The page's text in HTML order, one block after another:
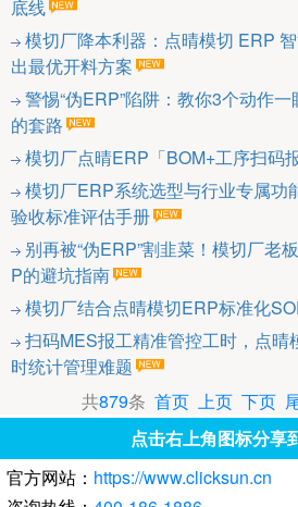
底线
模切厂降本利器：点晴模切 ERP
出最优开料方案
警惕“伪ERP”陷阱：教你3个动作
的套路
模切厂点晴ERP「BOM+工序扫码
模切厂ERP系统选型与行业专属功
验收标准评估手册
别再被“伪ERP”割韭菜！模切厂老
P的避坑指南
模切厂结合点晴模切ERP标准化
扫码MES报工精准管控工时，点
时统计管理难题
共879条 首页 上页 下页
点击右上角图标分享
官方网站： https://www.clicksun.cn